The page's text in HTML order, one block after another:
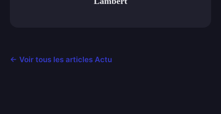
← Voir tous les articles Actu